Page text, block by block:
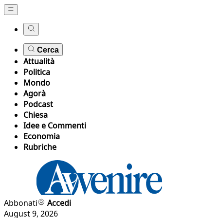
Cerca
Attualità
Politica
Mondo
Agorà
Podcast
Chiesa
Idee e Commenti
Economia
Rubriche
Abbonati
Accedi
August 9, 2026